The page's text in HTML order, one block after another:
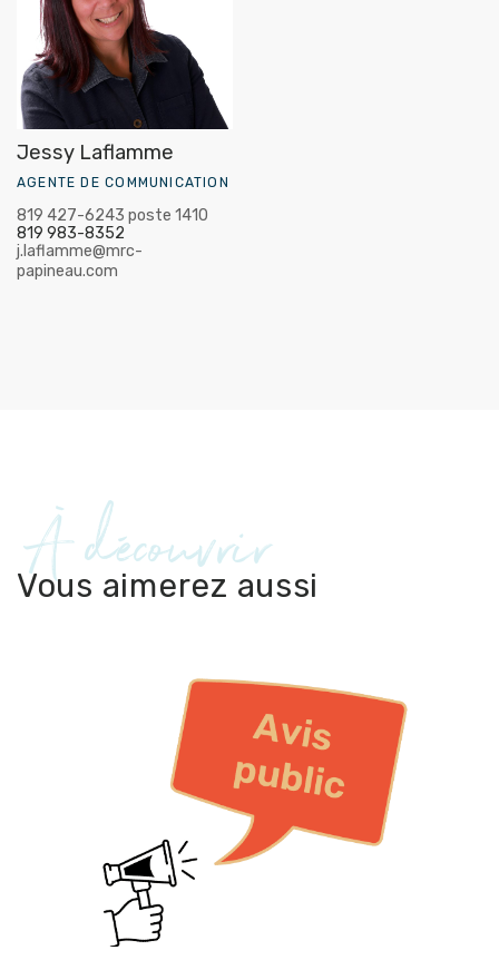
Jessy Laflamme
AGENTE DE COMMUNICATION
819 427-6243 poste 1410
819 983-8352
j.laflamme@mrc-
papineau.com
À découvrir
Vous aimerez aussi